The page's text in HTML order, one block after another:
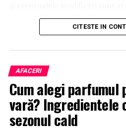
organizatorii fiecărui
înainte de participare.
Organizatorii care doresc să
eveniment cu acces gratuit pot
promovare din partea echipei
Adresa de contact este
CITESTE IN
AFACERI
Cum alegi
vară? Ingredientele
sezonul cald